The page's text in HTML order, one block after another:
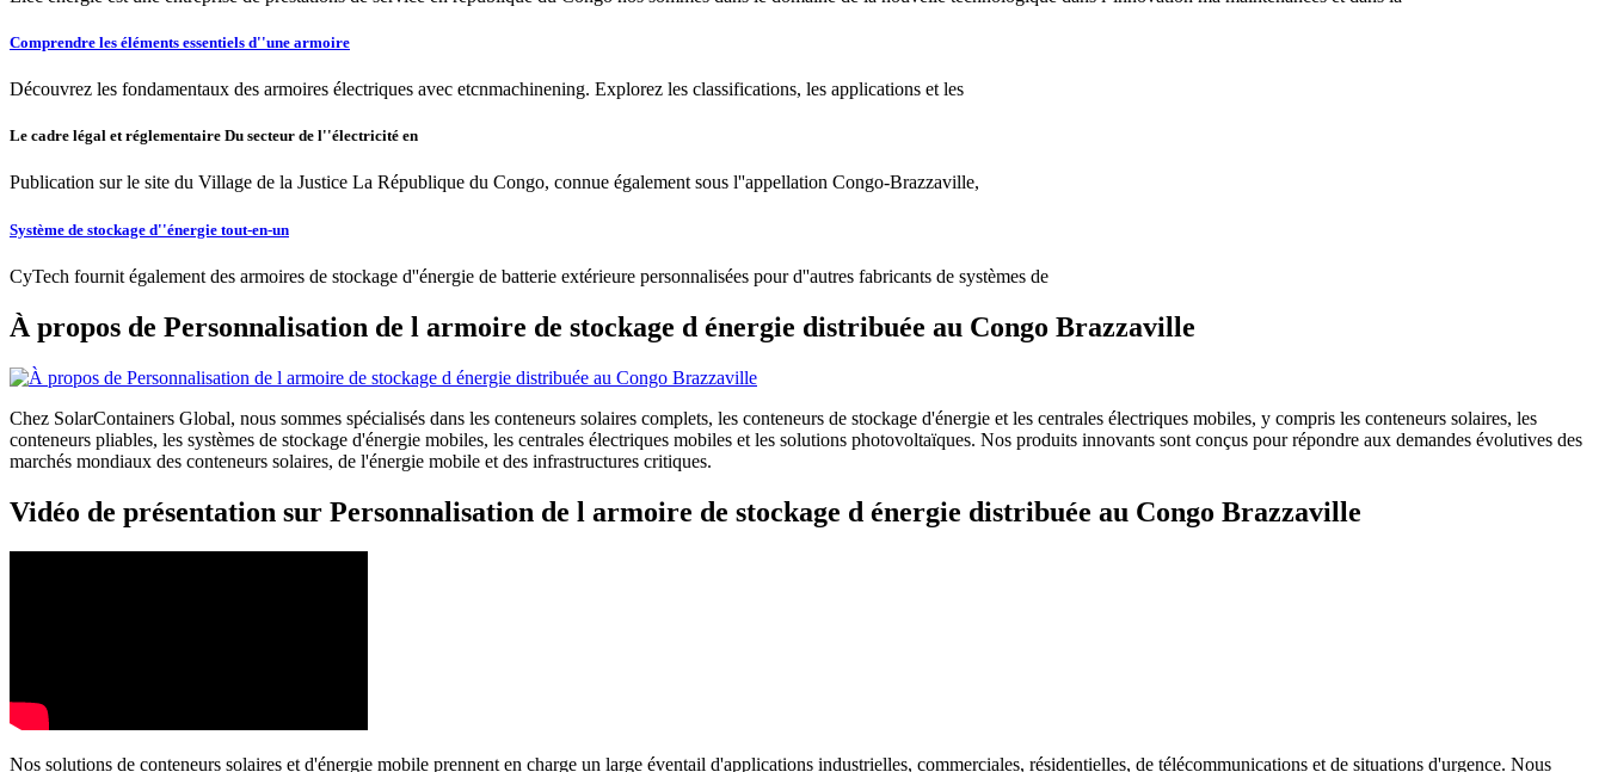
Comprendre les éléments essentiels d''une armoire
Découvrez les fondamentaux des armoires électriques avec etcnmachinening. Explorez les classifications, les applications et les
Le cadre légal et réglementaire Du secteur de l''électricité en
Publication sur le site du Village de la Justice La République du Congo, connue également sous l''appellation Congo-Brazzaville,
Système de stockage d''énergie tout-en-un
CyTech fournit également des armoires de stockage d''énergie de batterie extérieure personnalisées pour d''autres fabricants de systèmes de
À propos de Personnalisation de l armoire de stockage d énergie distribuée au Congo Brazzaville
Chez SolarContainers Global, nous sommes spécialisés dans les conteneurs solaires complets, les conteneurs de stockage d'énergie et les centrales électriques mobiles, y compris les conteneurs solaires, les
conteneurs pliables, les systèmes de stockage d'énergie mobiles, les centrales électriques mobiles et les solutions photovoltaïques. Nos produits innovants sont conçus pour répondre aux demandes évolutives des
marchés mondiaux des conteneurs solaires, de l'énergie mobile et des infrastructures critiques.
Vidéo de présentation sur Personnalisation de l armoire de stockage d énergie distribuée au Congo Brazzaville
Nos solutions de conteneurs solaires et d'énergie mobile prennent en charge un large éventail d'applications industrielles, commerciales, résidentielles, de télécommunications et de situations d'urgence. Nous